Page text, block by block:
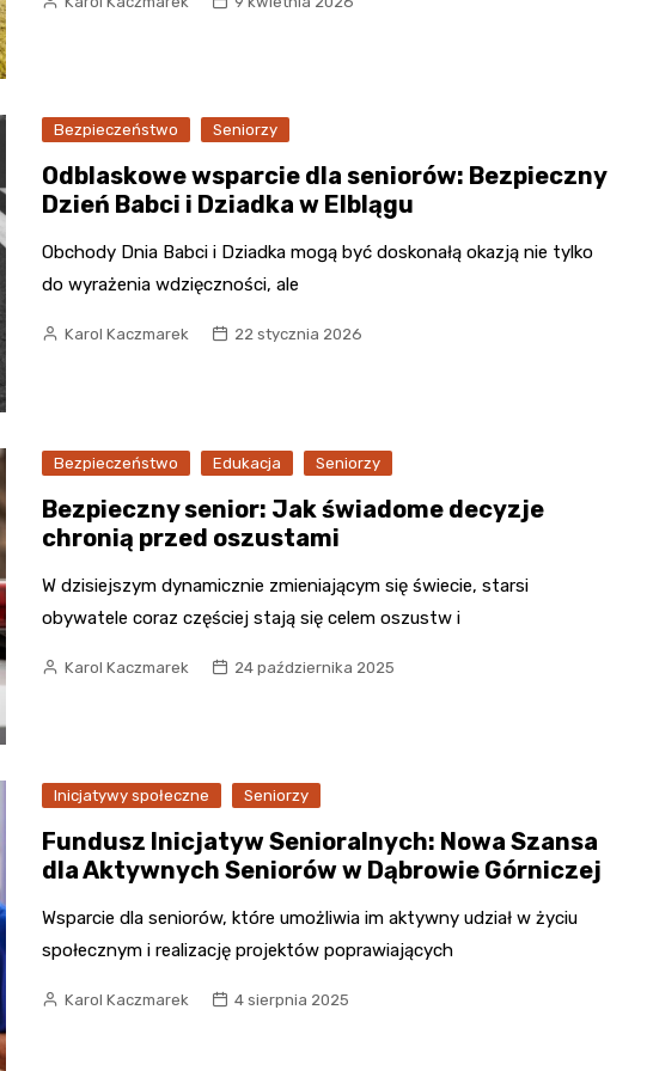
Bezpieczeństwo Seniorzy
Odblaskowe wsparcie dla seniorów: Bezpieczny
Dzień Babci i Dziadka w Elblągu
Obchody Dnia Babci i Dziadka mogą być doskonałą okazją nie tylko
do wyrażenia wdzięczności, ale
Karol Kaczmarek 22 stycznia 2026
Bezpieczeństwo Edukacja Seniorzy
Bezpieczny senior: Jak świadome decyzje
chronią przed oszustami
W dzisiejszym dynamicznie zmieniającym się świecie, starsi
obywatele coraz częściej stają się celem oszustw i
Karol Kaczmarek 24 października 2025
Inicjatywy społeczne Seniorzy
Fundusz Inicjatyw Senioralnych: Nowa Szansa
dla Aktywnych Seniorów w Dąbrowie Górniczej
Wsparcie dla seniorów, które umożliwia im aktywny udział w życiu
społecznym i realizację projektów poprawiających
Karol Kaczmarek 4 sierpnia 2025